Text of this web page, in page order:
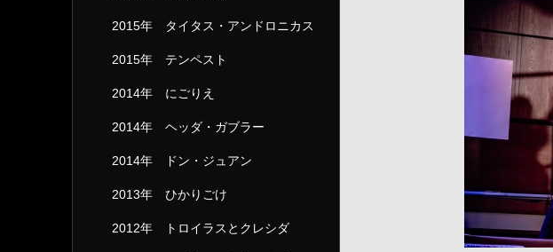
2015年 タイタス・アンドロニカス
2015年 テンペスト
2014年 にごりえ
2014年 ヘッダ・ガブラー
2014年 ドン・ジュアン
2013年 ひかりごけ
2012年 トロイラスとクレシダ